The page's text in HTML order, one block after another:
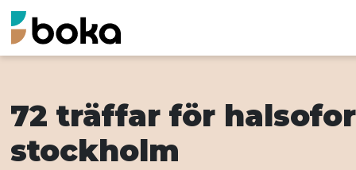
72 träffar för
stockholm